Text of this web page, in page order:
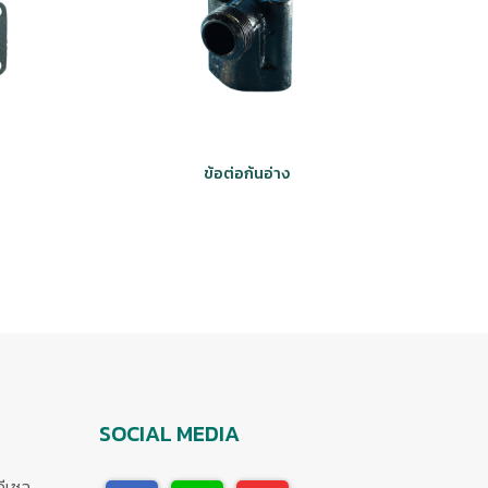
ข้อต่อก้นอ่าง
SOCIAL MEDIA